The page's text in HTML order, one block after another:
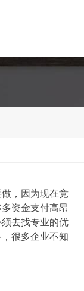
，因为现在竞
资金支付高昂
去找专业的优
很多企业不知